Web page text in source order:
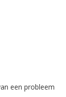
een probleem